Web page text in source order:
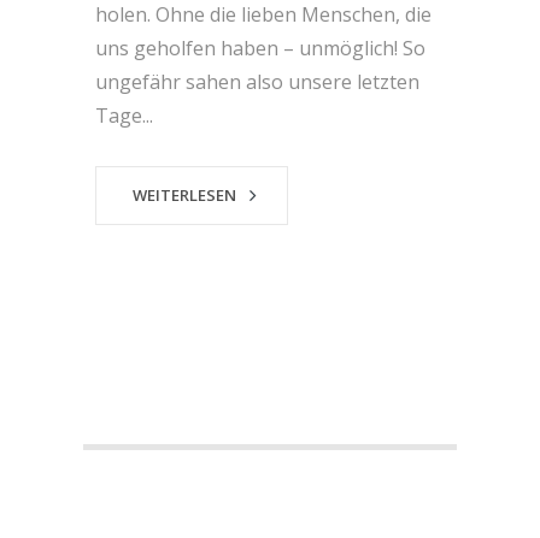
holen. Ohne die lieben Menschen, die
uns geholfen haben – unmöglich! So
ungefähr sahen also unsere letzten
Tage...
WEITERLESEN